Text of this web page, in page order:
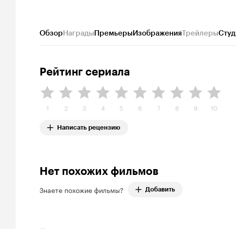
ОбзорНаградыПремьерыИзображенияТрейлеры
Рейтинг сериала
1 2 3 4 5 6 7 8 9 10
Написать рецензию
Нет похожих фильмов
Знаете похожие фильмы? Добавить